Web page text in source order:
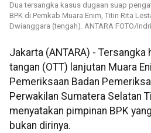
Dua tersangka kasus dugaan suap
BPK di Pemkab Muara Enim, Titin Rita
Dwianggara (tengah). ANTARA FOTO/
Jakarta (ANTARA) -
tangan (OTT) lanjutan Muara
Pemeriksaan Badan
Perwakilan Sumatera Selatan
menyatakan pimpinan BPK
bukan dirinya.